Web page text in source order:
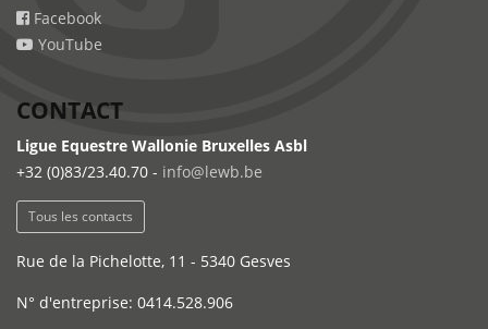
Facebook
YouTube
CONTACT
Ligue Equestre Wallonie Bruxelles Asbl
+32 (0)83/23.40.70 - info@lewb.be
Tous les contacts
Rue de la Pichelotte, 11 - 5340 Gesves
N° d'entreprise: 0414.528.906